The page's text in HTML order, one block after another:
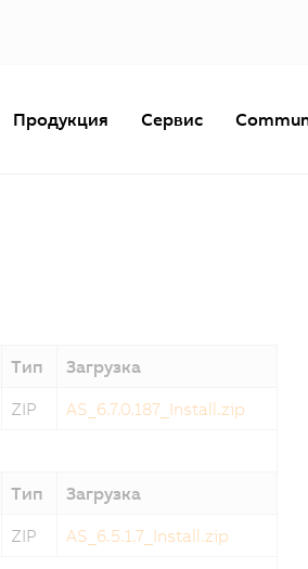
Продукция Сервис
Тип
Загрузка
ZIP
AS_6.7.0.187_Install.zip
Тип
Загрузка
ZIP
AS_6.5.1.7_Install.zip